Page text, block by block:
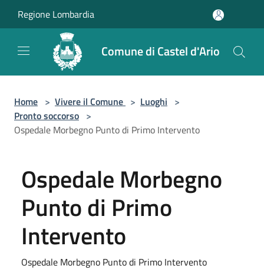
Regione Lombardia
Comune di Castel d'Ario
Home > Vivere il Comune > Luoghi >
Pronto soccorso >
Ospedale Morbegno Punto di Primo Intervento
Ospedale Morbegno
Punto di Primo
Intervento
Ospedale Morbegno Punto di Primo Intervento